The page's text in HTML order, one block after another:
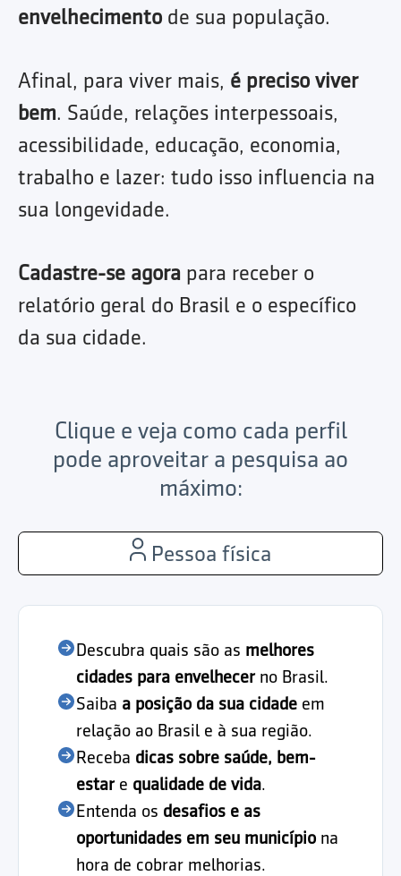
envelhecimento de sua população.
Afinal, para viver mais, é preciso viver
bem. Saúde, relações interpessoais,
acessibilidade, educação, economia,
trabalho e lazer: tudo isso influencia na
sua longevidade.
Cadastre-se agora para receber o
relatório geral do Brasil e o específico
da sua cidade.
Clique e veja como cada perfil
pode aproveitar a pesquisa ao
máximo:
Pessoa física
Descubra quais são as melhores
cidades para envelhecerno Brasil.
Saiba a posição da sua cidade em
relação ao Brasil e à sua região.
Receba dicas sobre saúde, bem-
estare qualidade de vida.
Entenda os desafios e as
oportunidades em seu município na
hora de cobrar melhorias.